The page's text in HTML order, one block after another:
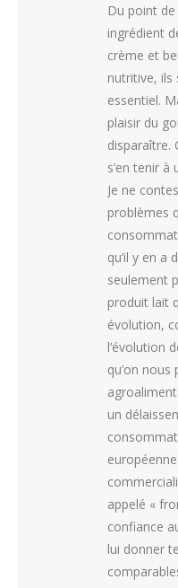
Du point
ingrédient
crème et
nutritive, ils
essentiel.
plaisir du
disparaître.
s’en tenir
Je ne
problèmes
qu’il y en a
seulement
produit lait
évolution,
l’évolution
qu’on nous
un
appelé «
confiance
lui donner